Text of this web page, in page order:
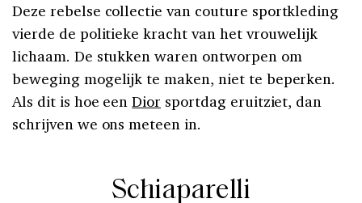
Deze rebelse collectie van couture sportkleding
vierde de politieke kracht van het vrouwelijk
lichaam. De stukken waren ontworpen om
beweging mogelijk te maken, niet te beperken.
Als dit is hoe eenDior sportdag eruitziet, dan
schrijven we ons meteen in.
Schiaparelli